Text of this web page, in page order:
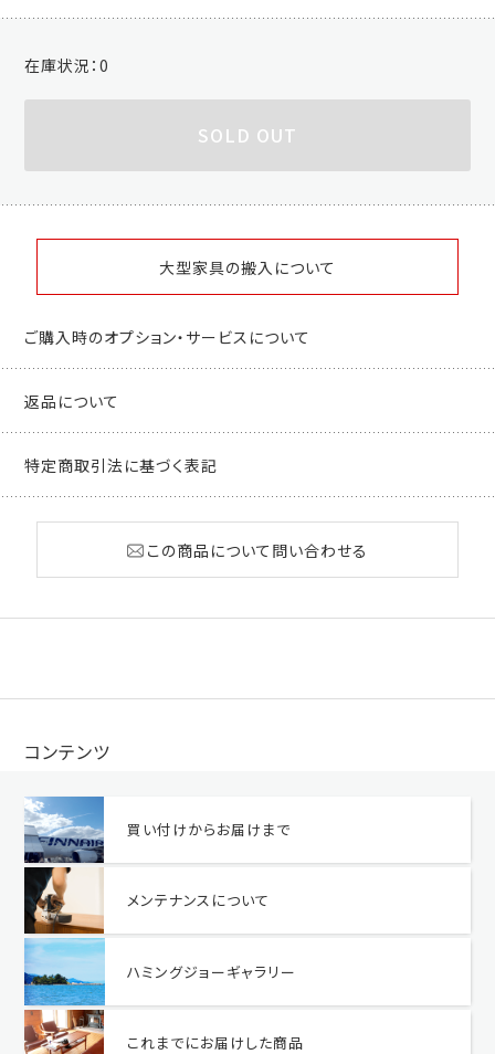
在庫状況：0
SOLD OUT
大型家具の搬入について
ご購入時のオプション・サービスについて
返品について
特定商取引法に基づく表記
この商品について問い合わせる
コンテンツ
買い付けからお届けまで
メンテナンスについて
ハミングジョーギャラリー
これまでにお届けした商品